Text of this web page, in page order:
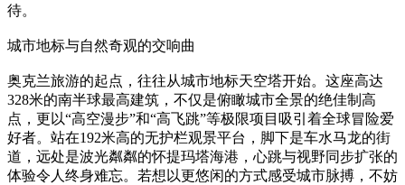
待。
城市地标与自然奇观的交响曲
奥克兰旅游的起点，往往从城市地标天空塔开始。这座高达
328米的南半球最高建筑，不仅是俯瞰城市全景的绝佳制高
点，更以“高空漫步”和“高飞跳”等极限项目吸引着全球冒险爱
好者。站在192米高的无护栏观景平台，脚下是车水马龙的街
道，远处是波光粼粼的怀提玛塔海港，心跳与视野同步扩张的
体验令人终身难忘。若想以更悠闲的方式感受城市脉搏，不妨